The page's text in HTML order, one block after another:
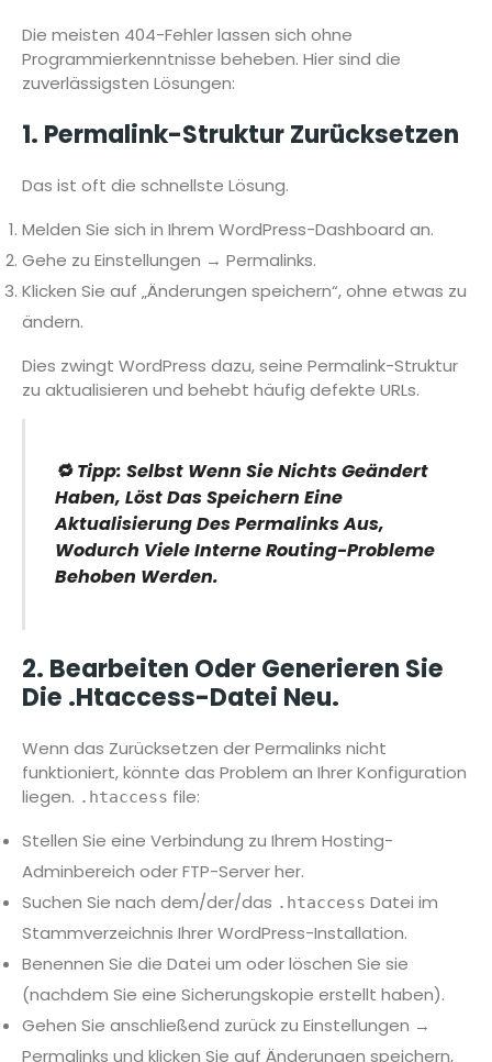
Die meisten 404-Fehler lassen sich ohne
Programmierkenntnisse beheben. Hier sind die
zuverlässigsten Lösungen:
1. Permalink-Struktur Zurücksetzen
Das ist oft die schnellste Lösung.
Melden Sie sich in Ihrem WordPress-Dashboard an.
Gehe zu Einstellungen → Permalinks.
Klicken Sie auf „Änderungen speichern“, ohne etwas zu
ändern.
Dies zwingt WordPress dazu, seine Permalink-Struktur
zu aktualisieren und behebt häufig defekte URLs.
🔁 Tipp: Selbst Wenn Sie Nichts Geändert
Haben, Löst Das Speichern Eine
Aktualisierung Des Permalinks Aus,
Wodurch Viele Interne Routing-Probleme
Behoben Werden.
2. Bearbeiten Oder Generieren Sie
Die .htaccess-Datei Neu.
Wenn das Zurücksetzen der Permalinks nicht
funktioniert, könnte das Problem an Ihrer Konfiguration
liegen. .htaccess file:
Stellen Sie eine Verbindung zu Ihrem Hosting-
Adminbereich oder FTP-Server her.
Suchen Sie nach dem/der/das .htaccess Datei im
Stammverzeichnis Ihrer WordPress-Installation.
Benennen Sie die Datei um oder löschen Sie sie
(nachdem Sie eine Sicherungskopie erstellt haben).
Gehen Sie anschließend zurück zu Einstellungen →
Permalinks und klicken Sie auf Änderungen speichern,